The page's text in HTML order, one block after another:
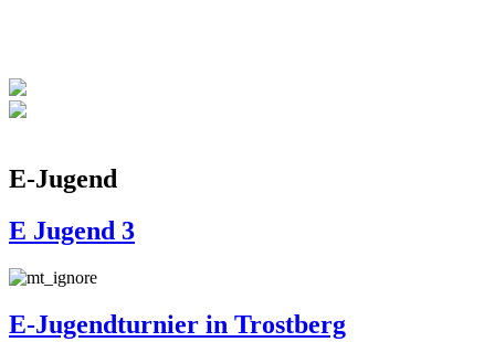
E-Jugend
E Jugend 3
E-Jugendturnier in Trostberg